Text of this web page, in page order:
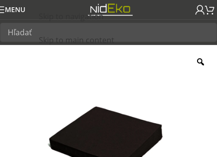
Skip to navigation
Skip to main content
MENU